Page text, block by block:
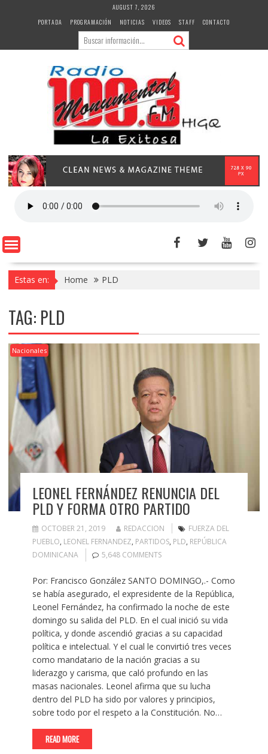
AUGUST 7, 2026
PORTADA
PROGRAMACIÓN NOTICIAS VIDEOS STAFF CONTACTO
Estas en: Home PLD
TAG: PLD
Nacionales
LEONEL FERNÁNDEZ RENUNCIA DEL
PLD Y FORMA OTRO PARTIDO
OCTOBER 21, 2019 REDACCION
FUERZA DEL
PUEBLO, LEONEL FERNANDEZ, PARTIDOS, PLD, REPÚBLICA
DOMINICANA
5,648 COMMENTS
Por: Francisco González SANTO DOMINGO,.- Como
se había asegurado, el expresidente de la República,
Leonel Fernández, ha confirmado la noche de este
domingo su salida del PLD. En el cual inició su vida
política, y donde ascendió gracias a su capacidad
política e intelectual. Y el cual le convirtió tres veces
como mandatario de la nación gracias a su
liderazgo y carisma, que caló profundo en las
masas nacionales. Leonel afirma que su lucha
dentro del PLD ha sido por valores y principios,
sobre todo por el respeto a la Constitución. No…
READ MORE